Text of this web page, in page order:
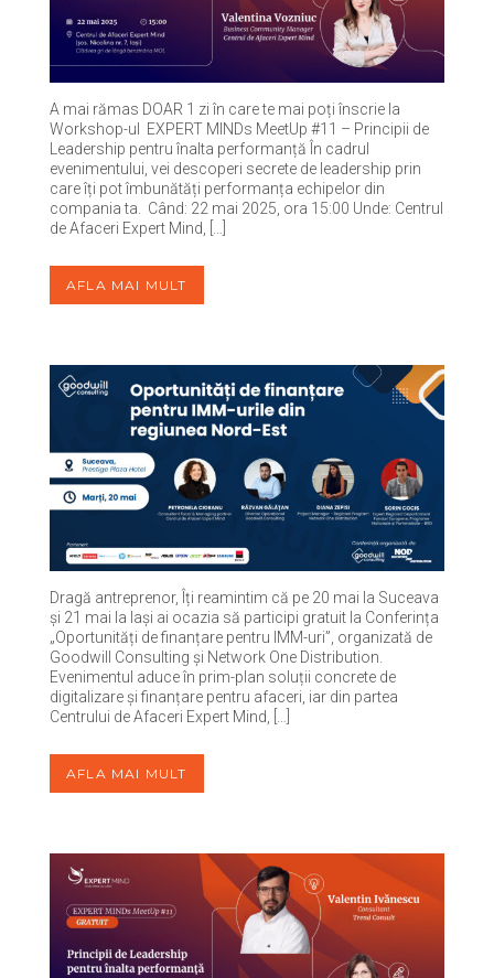
A mai rămas DOAR 1 zi în care te mai poți înscrie la
Workshop-ul EXPERT MINDs MeetUp #11 – Principii de
Leadership pentru înalta performanță În cadrul
evenimentului, vei descoperi secrete de leadership prin
care îți pot îmbunătăți performanța echipelor din
compania ta. Când: 22 mai 2025, ora 15:00 Unde: Centrul
de Afaceri Expert Mind, […]
AFLA MAI MULT
Dragă antreprenor, Îți reamintim că pe 20 mai la Suceava
și 21 mai la Iași ai ocazia să participi gratuit la Conferința
„Oportunități de finanțare pentru IMM-uri”, organizată de
Goodwill Consulting și Network One Distribution.
Evenimentul aduce în prim-plan soluții concrete de
digitalizare și finanțare pentru afaceri, iar din partea
Centrului de Afaceri Expert Mind, […]
AFLA MAI MULT